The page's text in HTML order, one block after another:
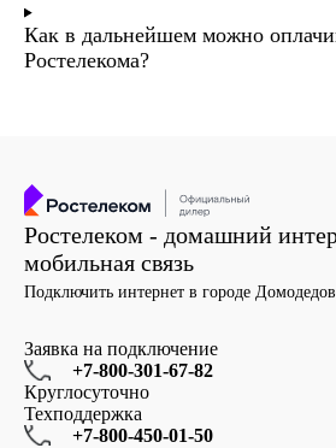
Как в дальнейшем можно
Ростелекома?
Ростелеком - домашний
мобильная связь
Подключить интернет в городе
Заявка на подключение
+7-800-301-67-82
Круглосуточно
Техподдержка
+7-800-450-01-50